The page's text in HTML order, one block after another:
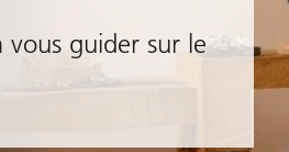
guider sur le